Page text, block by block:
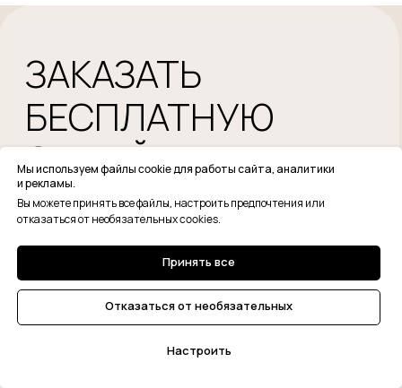
Мы используем файлы cookie для работы сайта, аналитики
и рекламы.
Вы можете принять все файлы, настроить предпочтения или
отказаться от необязательных cookies.
Принять все
Отказаться от необязательных
Настроить